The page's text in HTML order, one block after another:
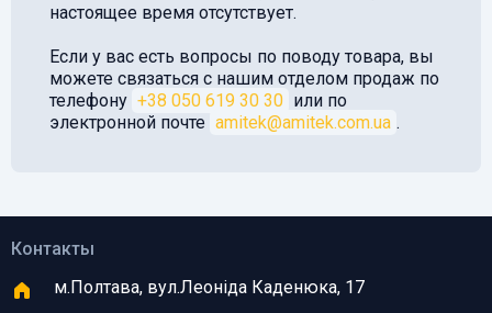
настоящее время отсутствует.
Если у вас есть вопросы по поводу товара, вы
можете связаться с нашим отделом продаж по
телефону +38 050 619 30 30 или по
электронной почте amitek@amitek.com.ua .
Контакты
м.Полтава, вул.Леоніда Каденюка, 17